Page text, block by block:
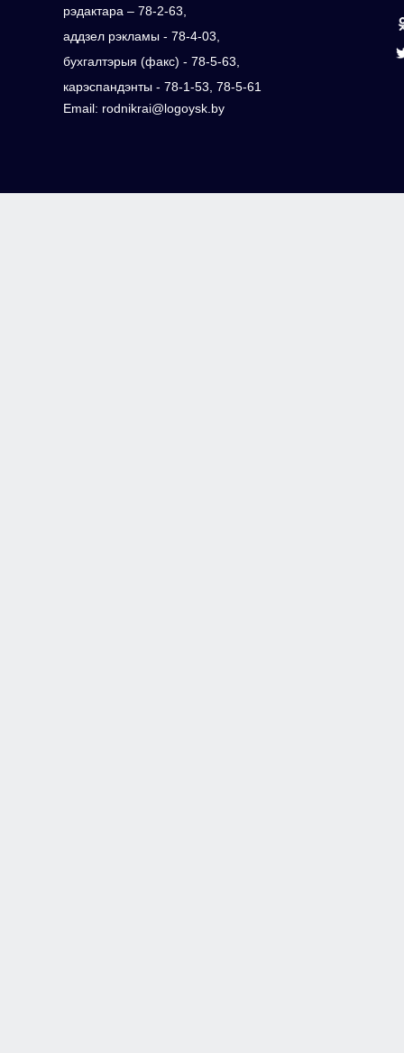
рэдактара – 78-2-63,
аддзел рэкламы - 78-4-03,
бухгалтэрыя (факс) - 78-5-63,
карэспандэнты - 78-1-53, 78-5-61
Email: rodnikrai@logoysk.by